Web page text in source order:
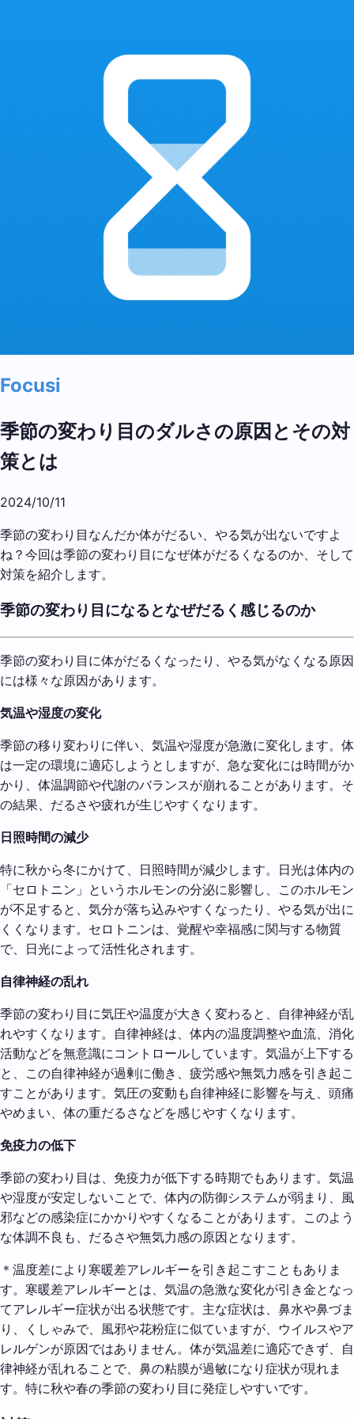
Focusi
季節の変わり目のダルさの原因とその対
策とは
2024/10/11
季節の変わり目なんだか体がだるい、やる気が出ないですよ
ね？今回は季節の変わり目になぜ体がだるくなるのか、そして
対策を紹介します。
季節の変わり目になるとなぜだるく感じるのか
季節の変わり目に体がだるくなったり、やる気がなくなる原因
には様々な原因があります。
気温や湿度の変化
季節の移り変わりに伴い、気温や湿度が急激に変化します。体
は一定の環境に適応しようとしますが、急な変化には時間がか
かり、体温調節や代謝のバランスが崩れることがあります。そ
の結果、だるさや疲れが生じやすくなります。
日照時間の減少
特に秋から冬にかけて、日照時間が減少します。日光は体内の
「セロトニン」というホルモンの分泌に影響し、このホルモン
が不足すると、気分が落ち込みやすくなったり、やる気が出に
くくなります。セロトニンは、覚醒や幸福感に関与する物質
で、日光によって活性化されます。
自律神経の乱れ
季節の変わり目に気圧や温度が大きく変わると、自律神経が乱
れやすくなります。自律神経は、体内の温度調整や血流、消化
活動などを無意識にコントロールしています。気温が上下する
と、この自律神経が過剰に働き、疲労感や無気力感を引き起こ
すことがあります。気圧の変動も自律神経に影響を与え、頭痛
やめまい、体の重だるさなどを感じやすくなります。
免疫力の低下
季節の変わり目は、免疫力が低下する時期でもあります。気温
や湿度が安定しないことで、体内の防御システムが弱まり、風
邪などの感染症にかかりやすくなることがあります。このよう
な体調不良も、だるさや無気力感の原因となります。
＊温度差により寒暖差アレルギーを引き起こすこともありま
す。寒暖差アレルギーとは、気温の急激な変化が引き金となっ
てアレルギー症状が出る状態です。主な症状は、鼻水や鼻づま
り、くしゃみで、風邪や花粉症に似ていますが、ウイルスやア
レルゲンが原因ではありません。体が気温差に適応できず、自
律神経が乱れることで、鼻の粘膜が過敏になり症状が現れま
す。特に秋や春の季節の変わり目に発症しやすいです。